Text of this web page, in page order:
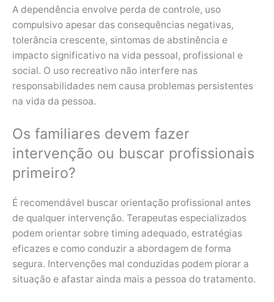
A dependência envolve perda de controle, uso
compulsivo apesar das consequências negativas,
tolerância crescente, sintomas de abstinência e
impacto significativo na vida pessoal, profissional e
social. O uso recreativo não interfere nas
responsabilidades nem causa problemas persistentes
na vida da pessoa.
Os familiares devem fazer
intervenção ou buscar profissionais
primeiro?
É recomendável buscar orientação profissional antes
de qualquer intervenção. Terapeutas especializados
podem orientar sobre timing adequado, estratégias
eficazes e como conduzir a abordagem de forma
segura. Intervenções mal conduzidas podem piorar a
situação e afastar ainda mais a pessoa do tratamento.